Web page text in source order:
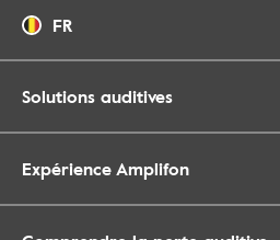
FR
Solutions auditives
Expérience Amplifon